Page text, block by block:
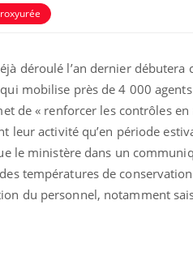
déroulé l’an dernier
mobilise près de 4 000
de « renforcer les contrôles
leur activité qu’en période
le ministère dans un
températures de
du personnel, notamment